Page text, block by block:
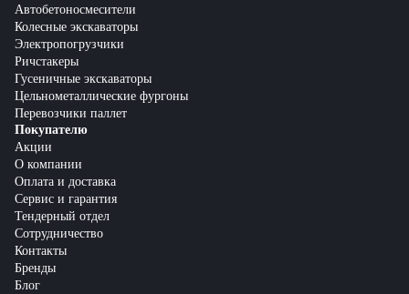
Автобетоносмесители
Колесные экскаваторы
Электропогрузчики
Ричстакеры
Гусеничные экскаваторы
Цельнометаллические фургоны
Перевозчики паллет
Покупателю
Акции
О компании
Оплата и доставка
Сервис и гарантия
Тендерный отдел
Сотрудничество
Контакты
Бренды
Блог